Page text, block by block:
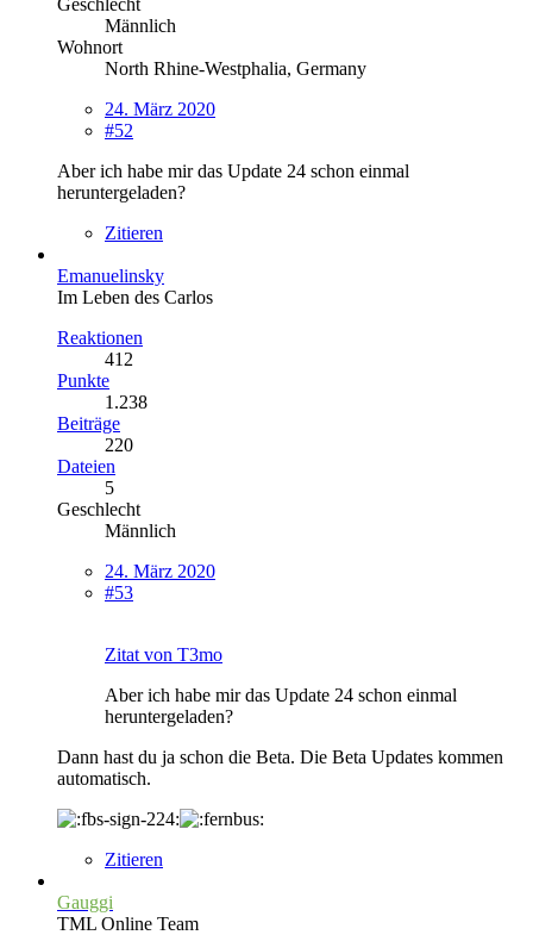
Männlich
Wohnort
North Rhine-Westphalia, Germany
24. März 2020
#52
Aber ich habe mir das Update 24 schon einmal
heruntergeladen?
Zitieren
Emanuelinsky
Im Leben des Carlos
Reaktionen
412
Punkte
1.238
Beiträge
220
Dateien
5
Geschlecht
Männlich
24. März 2020
#53
Zitat von T3mo
Aber ich habe mir das Update 24 schon einmal
heruntergeladen?
Dann hast du ja schon die Beta. Die Beta Updates kommen
automatisch.
Zitieren
Gauggi
TML Online Team